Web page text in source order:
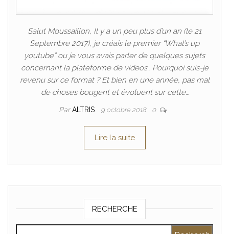
Salut Moussaillon, Il y a un peu plus d’un an (le 21
Septembre 2017), je créais le premier “What’s up
youtube” ou je vous avais parler de quelques sujets
concernant la plateforme de videos… Pourquoi suis-je
revenu sur ce format ? Et bien en une année, pas mal
de choses bougent et évoluent sur cette…
ParALTRIS 9 octobre 2018 0
Lire la suite
RECHERCHE